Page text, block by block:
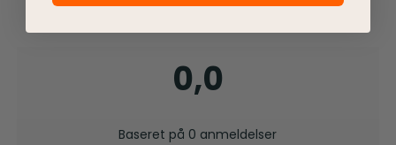
0,0
Baseret på 0 anmeldelser